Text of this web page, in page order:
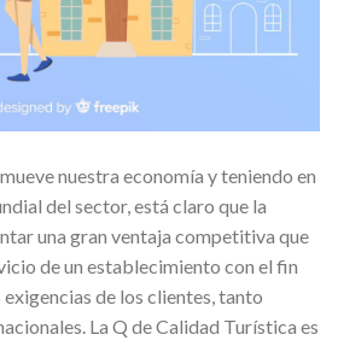
nuestra economía y teniendo en
del sector, está claro que la
una gran ventaja competitiva que
de un establecimiento con el fin
de los clientes, tanto
La Q de Calidad Turística es